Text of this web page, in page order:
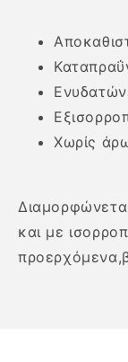
Χωρίς
και με